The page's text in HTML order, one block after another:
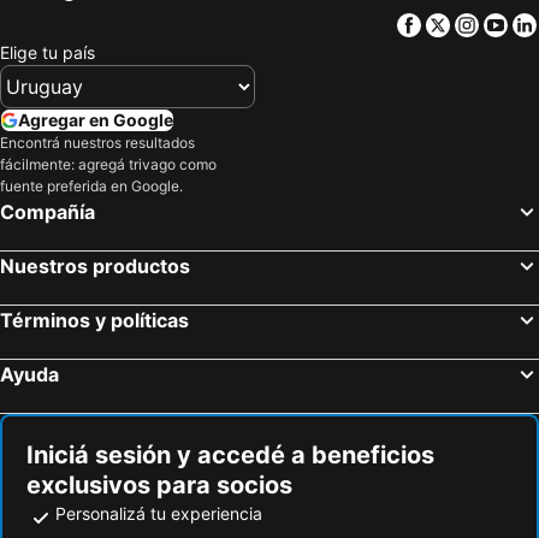
Facebook
Twitter
Elige tu país
Agregar en Google
Encontrá nuestros resultados
fácilmente: agregá trivago como
fuente preferida en Google.
Compañía
Nuestros productos
Términos y políticas
Ayuda
Iniciá sesión y accedé a beneficios
exclusivos para socios
Personalizá tu experiencia